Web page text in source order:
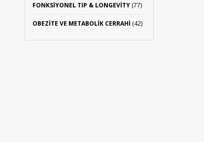
FONKSIYONEL TIP & LONGEVITY(77)
OBEZITE VE METABOLIK CERRAHI (42)